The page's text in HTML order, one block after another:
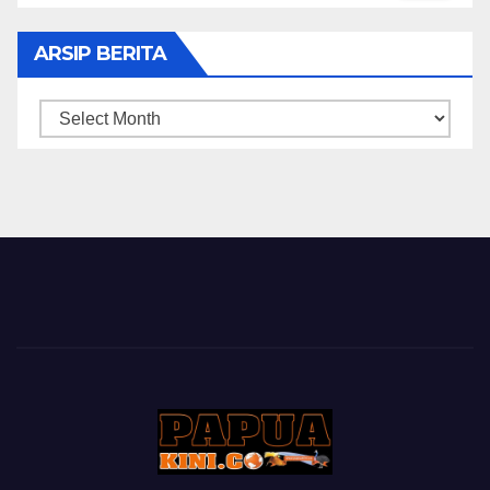
ARSIP BERITA
ARSIP